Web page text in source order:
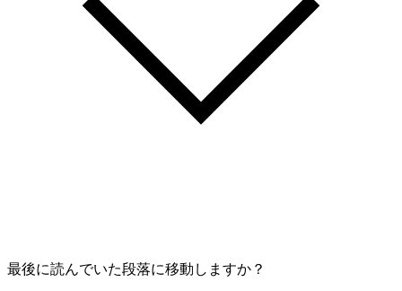
最後に読んでいた段落に移動しますか？